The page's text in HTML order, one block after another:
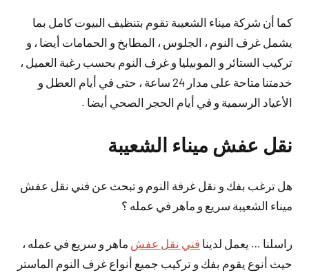
كما أن شركة ميناء الشعيبة تقوم بتنظيف البيوت كامل بما
يشمل غرف النوم ، الجلوس ، المطابخ و الحمامات أيضا ، و
تركيب الستائر و الموبيليا و غرف النوم بحسب رغبة العميل ،
خدمتنا متاحة على مدار 24 ساعة ، حتى في أيام العطل و
الأعياد الرسمية و في أيام الحجر الصحي أيضا .
نقل عفش ميناء الشعيبة
هل ترغب بفك و نقل غرفة النوم و تبحث عن فني نقل عفش
ميناء الشعيبة سريع و ماهر في عمله ؟
راسلنا … يعمل لدينا فني نقل عفش ماهر و سريع في عمله ،
حيث أنوع يقوم بفك و تركيب جميع أنواع غرف النوم الماستر